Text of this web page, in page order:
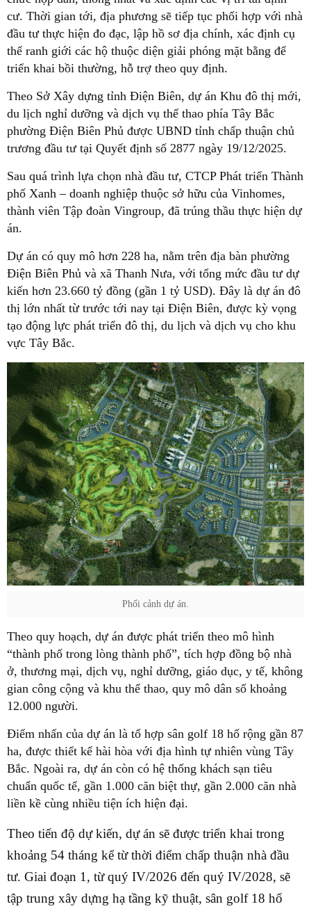
cư. Thời gian tới, địa phương sẽ tiếp tục phối hợp với nhà
đầu tư thực hiện đo đạc, lập hồ sơ địa chính, xác định cụ
thể ranh giới các hộ thuộc diện giải phóng mặt bằng để
triển khai bồi thường, hỗ trợ theo quy định.
Theo Sở Xây dựng tỉnh Điện Biên, dự án Khu đô thị mới,
du lịch nghỉ dưỡng và dịch vụ thể thao phía Tây Bắc
phường Điện Biên Phủ được UBND tỉnh chấp thuận chủ
trương đầu tư tại Quyết định số 2877 ngày 19/12/2025.
Sau quá trình lựa chọn nhà đầu tư, CTCP Phát triển Thành
phố Xanh – doanh nghiệp thuộc sở hữu của Vinhomes,
thành viên Tập đoàn Vingroup, đã trúng thầu thực hiện dự
án.
Dự án có quy mô hơn 228 ha, nằm trên địa bàn phường
Điện Biên Phủ và xã Thanh Nưa, với tổng mức đầu tư dự
kiến hơn 23.660 tỷ đồng (gần 1 tỷ USD). Đây là dự án đô
thị lớn nhất từ trước tới nay tại Điện Biên, được kỳ vọng
tạo động lực phát triển đô thị, du lịch và dịch vụ cho khu
vực Tây Bắc.
Phối cảnh dự án.
Theo quy hoạch, dự án được phát triển theo mô hình
“thành phố trong lòng thành phố”, tích hợp đồng bộ nhà
ở, thương mại, dịch vụ, nghỉ dưỡng, giáo dục, y tế, không
gian công cộng và khu thể thao, quy mô dân số khoảng
12.000 người.
Điểm nhấn của dự án là tổ hợp sân golf 18 hố rộng gần 87
ha, được thiết kế hài hòa với địa hình tự nhiên vùng Tây
Bắc. Ngoài ra, dự án còn có hệ thống khách sạn tiêu
chuẩn quốc tế, gần 1.000 căn biệt thự, gần 2.000 căn nhà
liền kề cùng nhiều tiện ích hiện đại.
Theo tiến độ dự kiến, dự án sẽ được triển khai trong
khoảng 54 tháng kể từ thời điểm chấp thuận nhà đầu
tư. Giai đoạn 1, từ quý IV/2026 đến quý IV/2028, sẽ
tập trung xây dựng hạ tầng kỹ thuật, sân golf 18 hố